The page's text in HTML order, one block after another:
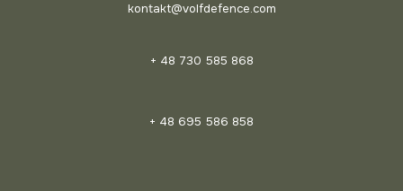
kontakt@volfdefence.com
+ 48 730 585 868
+ 48 695 586 858